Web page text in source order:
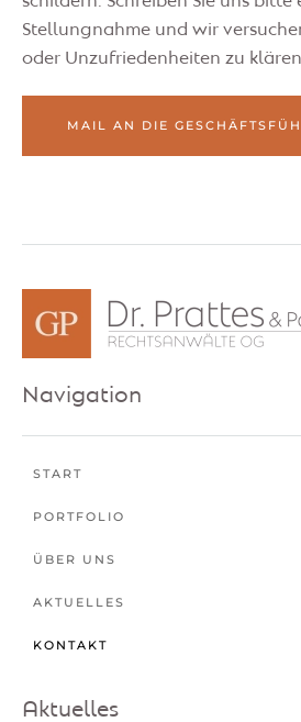
Stellungnahme und wir
oder Unzufriedenheiten zu
MAIL AN DIE
Navigation
START
PORTFOLIO
ÜBER UNS
AKTUELLES
KONTAKT
Aktuelles